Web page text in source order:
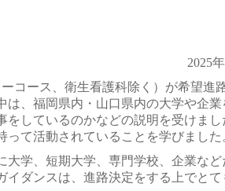
2025
コース、衛生看護科除く）が希望進
、福岡県内・山口県内の大学や企
しているのかなどの説明を受けまし
て活動されていることを学びました
学、短期大学、専門学校、企業な
ダンスは、進路決定をする上でとて